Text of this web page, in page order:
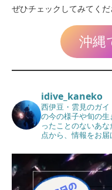
ぜひチェックしてみてくだ
沖縄
idive_kaneko
西伊豆・雲見のガイ
の今の様子や旬の生
ったことのないあな
点から、情報をお届